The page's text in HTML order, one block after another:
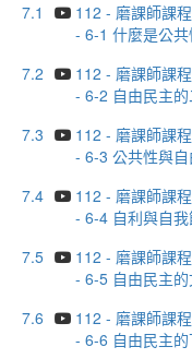
7.1
112 - 磨課師課
- 6-1 什麼是公共
7.2
112 - 磨課師課
- 6-2 自由民主
7.3
112 - 磨課師課
- 6-3 公共性與
7.4
112 - 磨課師課
- 6-4 自利與自我
7.5
112 - 磨課師課
- 6-5 自由民主
7.6
112 - 磨課師課
- 6-6 自由民主